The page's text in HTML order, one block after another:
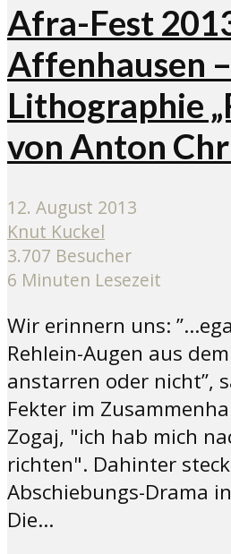
Afra-Fest
Affenhausen –
Lithographie
von Anton
12. August 2013
Knut Kuckel
3.707 Besucher
6 Minuten Lesezeit
Wir erinnern uns:
Rehlein-Augen aus
anstarren oder nicht”,
Fekter im
Zogaj, "ich hab mich
richten". Dahinter
Abschiebungs-Drama
Die...